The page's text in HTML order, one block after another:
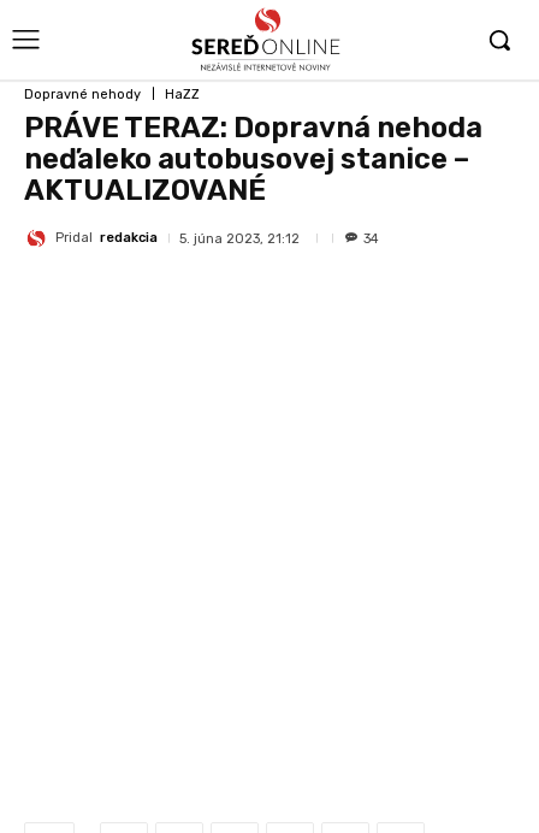
Dopravné nehody HaZZ
PRÁVE TERAZ: Dopravná nehoda
neďaleko autobusovej stanice –
AKTUALIZOVANÉ
Pridal redakcia 5. júna 2023, 21:12 34